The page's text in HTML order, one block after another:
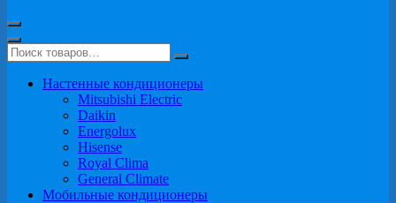
Настенные кондиционеры
Mitsubishi Electric
Daikin
Energolux
Hisense
Royal Clima
General Climate
Мобильные кондиционеры